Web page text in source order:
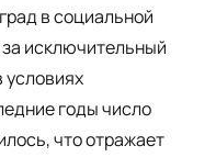
в социальной
исключительный
условиях
годы число
что отражает